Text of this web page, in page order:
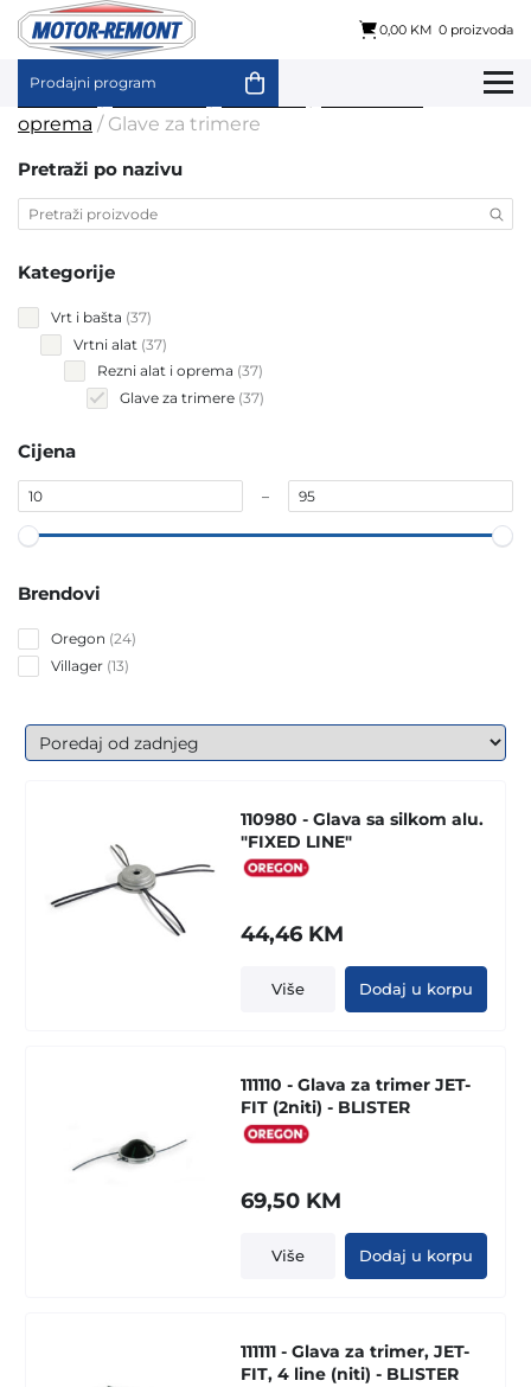
content
0,00 KM 0 proizvoda
Prodajni program
Početna Vrt i bašta Vrtni alat
oprema / Glave za trimere
Pretraži po nazivu
Kategorije
Vrt i bašta 3737
Vrtni alat 3737
products
Rezni alat i oprema 3737
products
Glave za trimere 3737
Cijena
–
Brendovi
Oregon 2424
Villager 1313
110980 - Glava sa silkom alu.
"FIXED LINE"
44,46 KM
Više Dodaj u korpu
111110 - Glava za trimer JET-
FIT (2niti) - BLISTER
69,50 KM
Više Dodaj u korpu
111111 - Glava za trimer, JET-
FIT, 4 line (niti) - BLISTER